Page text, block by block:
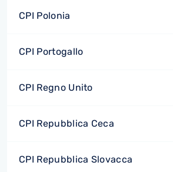
CPI Polonia
CPI Portogallo
CPI Regno Unito
CPI Repubblica Ceca
CPI Repubblica Slovacca